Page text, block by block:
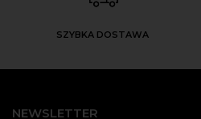
SZYBKA DOSTAWA
NEWSLETTER